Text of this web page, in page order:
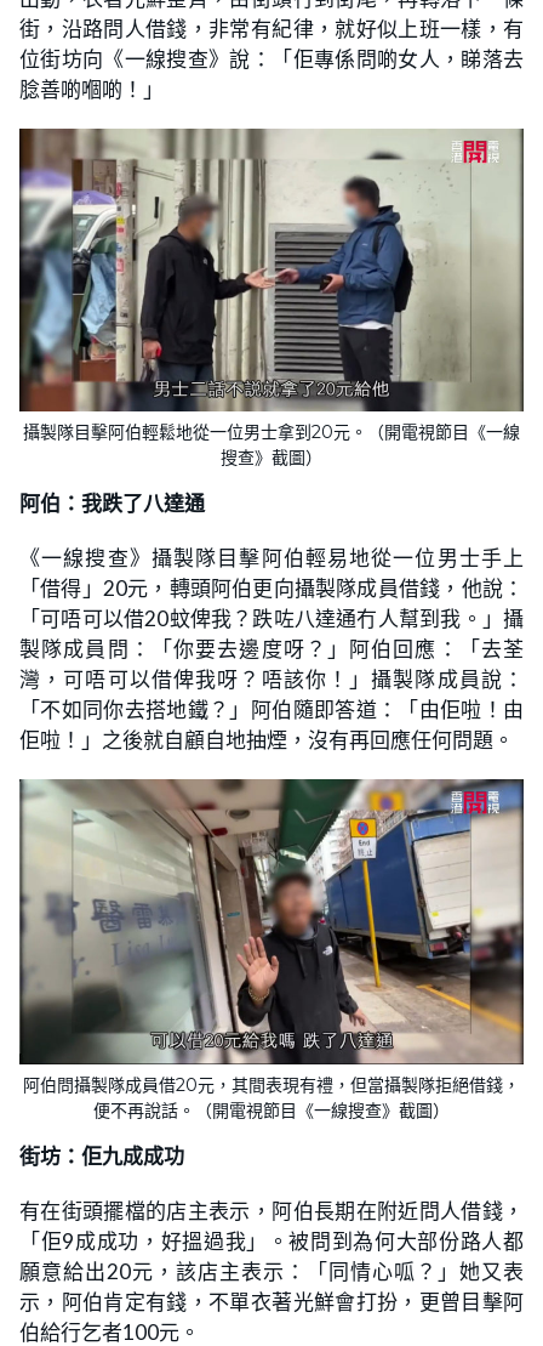
街，沿路問人借錢，非常有紀律，就好似上班一樣，有
位街坊向《一線搜查》說：「佢專係問啲女人，睇落去
腍善啲嗰啲！」
攝製隊目擊阿伯輕鬆地從一位男士拿到20元。（開電視節目《一線
搜查》截圖）
阿伯：我跌了八達通
《一線搜查》攝製隊目擊阿伯輕易地從一位男士手上
「借得」20元，轉頭阿伯更向攝製隊成員借錢，他說：
「可唔可以借20蚊俾我？跌咗八達通冇人幫到我。」攝
製隊成員問：「你要去邊度呀？」阿伯回應：「去荃
灣，可唔可以借俾我呀？唔該你！」攝製隊成員說：
「不如同你去搭地鐵？」阿伯隨即答道：「由佢啦！由
佢啦！」之後就自顧自地抽煙，沒有再回應任何問題。
阿伯問攝製隊成員借20元，其間表現有禮，但當攝製隊拒絕借錢，
便不再說話。（開電視節目《一線搜查》截圖）
街坊：佢九成成功
有在街頭擺檔的店主表示，阿伯長期在附近問人借錢，
「佢9成成功，好搵過我」。被問到為何大部份路人都
願意給出20元，該店主表示：「同情心呱？」她又表
示，阿伯肯定有錢，不單衣著光鮮會打扮，更曾目擊阿
伯給行乞者100元。